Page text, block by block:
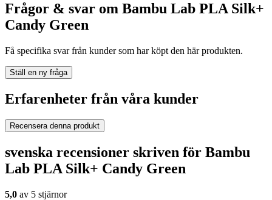
Frågor & svar om Bambu Lab PLA Silk+
Candy Green
Få specifika svar från kunder som har köpt den här produkten.
Ställ en ny fråga
Erfarenheter från våra kunder
Recensera denna produkt
svenska recensioner skriven för Bambu
Lab PLA Silk+ Candy Green
5,0 av 5 stjärnor